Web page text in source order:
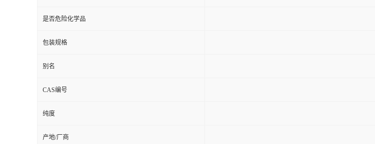
是否危险化学品
包装规格
别名
CAS编号
纯度
产地/厂商